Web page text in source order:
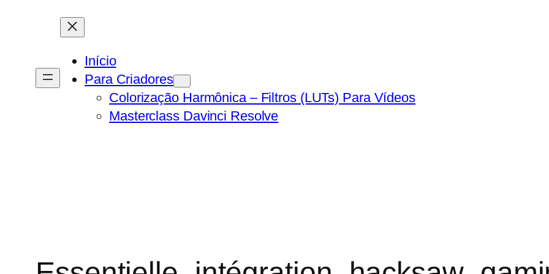
conteúdo
Início
Para Criadores
Colorização Harmônica – Filtros (LUTs) Para Vídeos
Masterclass Davinci Resolve